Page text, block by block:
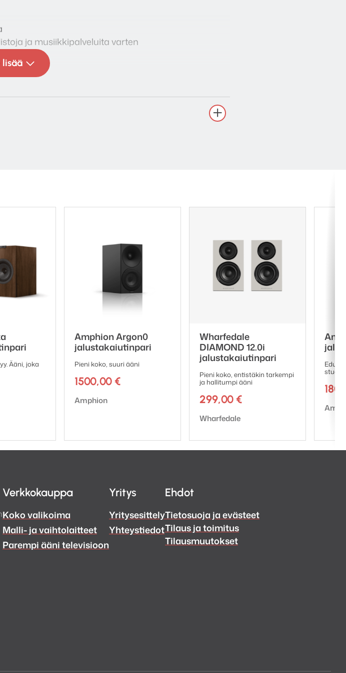
ja musiikkipalveluita varten
lisää
Ääni, joka
Amphion Argon0
jalustakaiutinpari
Pieni koko, suuri ääni
1500,00 €
Tuotemerkki:
Amphion
Wharfedale
DIAMOND 12.0i
jalustakaiutinpari
Pieni koko, entistäkin tarkempi
ja hallitumpi ääni
299,00 €
Tuotemerkki:
Wharfedale
Verkkokauppa
Koko valikoima
Malli- ja vaihtolaitteet
Parempi ääni televisioon
Yritys
Yritysesittely
Yhteystiedot
Ehdot
Tietosuoja ja evästeet
Tilaus ja toimitus
Tilausmuutokset